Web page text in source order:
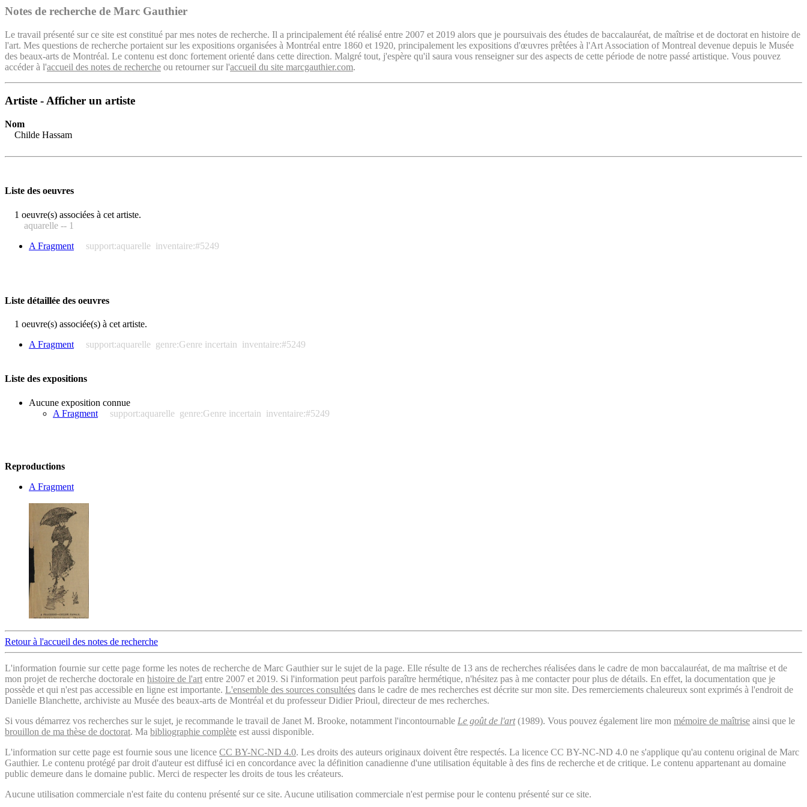
Notes de recherche de Marc Gauthier
Le travail présenté sur ce site est constitué par mes notes de recherche. Il a principalement été réalisé entre 2007 et 2019 alors que je poursuivais des études de baccalauréat, de maîtrise et de doctorat en histoire de
l'art. Mes questions de recherche portaient sur les expositions organisées à Montréal entre 1860 et 1920, principalement les expositions d'œuvres prêtées à l'Art Association of Montreal devenue depuis le Musée
des beaux-arts de Montréal. Le contenu est donc fortement orienté dans cette direction. Malgré tout, j'espère qu'il saura vous renseigner sur des aspects de cette période de notre passé artistique. Vous pouvez
accéder à l'accueil des notes de recherche ou retourner sur l'accueil du site marcgauthier.com.
Artiste - Afficher un artiste
Nom
Childe Hassam
Liste des oeuvres
1 oeuvre(s) associées à cet artiste.
aquarelle -- 1
A Fragment
support:aquarelle inventaire:#5249
Liste détaillée des oeuvres
1 oeuvre(s) associée(s) à cet artiste.
A Fragment
support:aquarelle genre:Genre incertain inventaire:#5249
Liste des expositions
Aucune exposition connue
A Fragment
support:aquarelle genre:Genre incertain inventaire:#5249
Reproductions
A Fragment
Retour à l'accueil des notes de recherche
L'information fournie sur cette page forme les notes de recherche de Marc Gauthier sur le sujet de la page. Elle résulte de 13 ans de recherches réalisées dans le cadre de mon baccalauréat, de ma maîtrise et de
mon projet de recherche doctorale en histoire de l'art entre 2007 et 2019. Si l'information peut parfois paraître hermétique, n'hésitez pas à me contacter pour plus de détails. En effet, la documentation que je
possède et qui n'est pas accessible en ligne est importante. L'ensemble des sources consultées dans le cadre de mes recherches est décrite sur mon site. Des remerciements chaleureux sont exprimés à l'endroit de
Danielle Blanchette, archiviste au Musée des beaux-arts de Montréal et du professeur Didier Prioul, directeur de mes recherches.
Si vous démarrez vos recherches sur le sujet, je recommande le travail de Janet M. Brooke, notamment l'incontournable Le goût de l'art(1989). Vous pouvez également lire mon mémoire de maîtrise ainsi que le
brouillon de ma thèse de doctorat. Ma bibliographie complète est aussi disponible.
L'information sur cette page est fournie sous une licence CC BY-NC-ND 4.0. Les droits des auteurs originaux doivent être respectés. La licence CC BY-NC-ND 4.0 ne s'applique qu'au contenu original de Marc
Gauthier. Le contenu protégé par droit d'auteur est diffusé ici en concordance avec la définition canadienne d'une utilisation équitable à des fins de recherche et de critique. Le contenu appartenant au domaine
public demeure dans le domaine public. Merci de respecter les droits de tous les créateurs.
Aucune utilisation commerciale n'est faite du contenu présenté sur ce site. Aucune utilisation commerciale n'est permise pour le contenu présenté sur ce site.